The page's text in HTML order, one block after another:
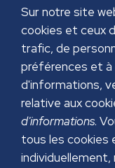
Sur notre site
cookies et ceux
trafic, de
préférences et à
d'informations,
relative aux
d'informations.
tous les cookies